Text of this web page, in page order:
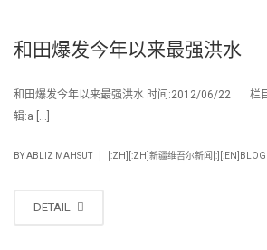
和田爆发今年以来最强洪水
和田爆发今年以来最强洪水 时间:2012/06/22
辑:a […]
BYABLIZ MAHSUT [:ZH][:ZH]新疆维吾尔新闻
DETAIL